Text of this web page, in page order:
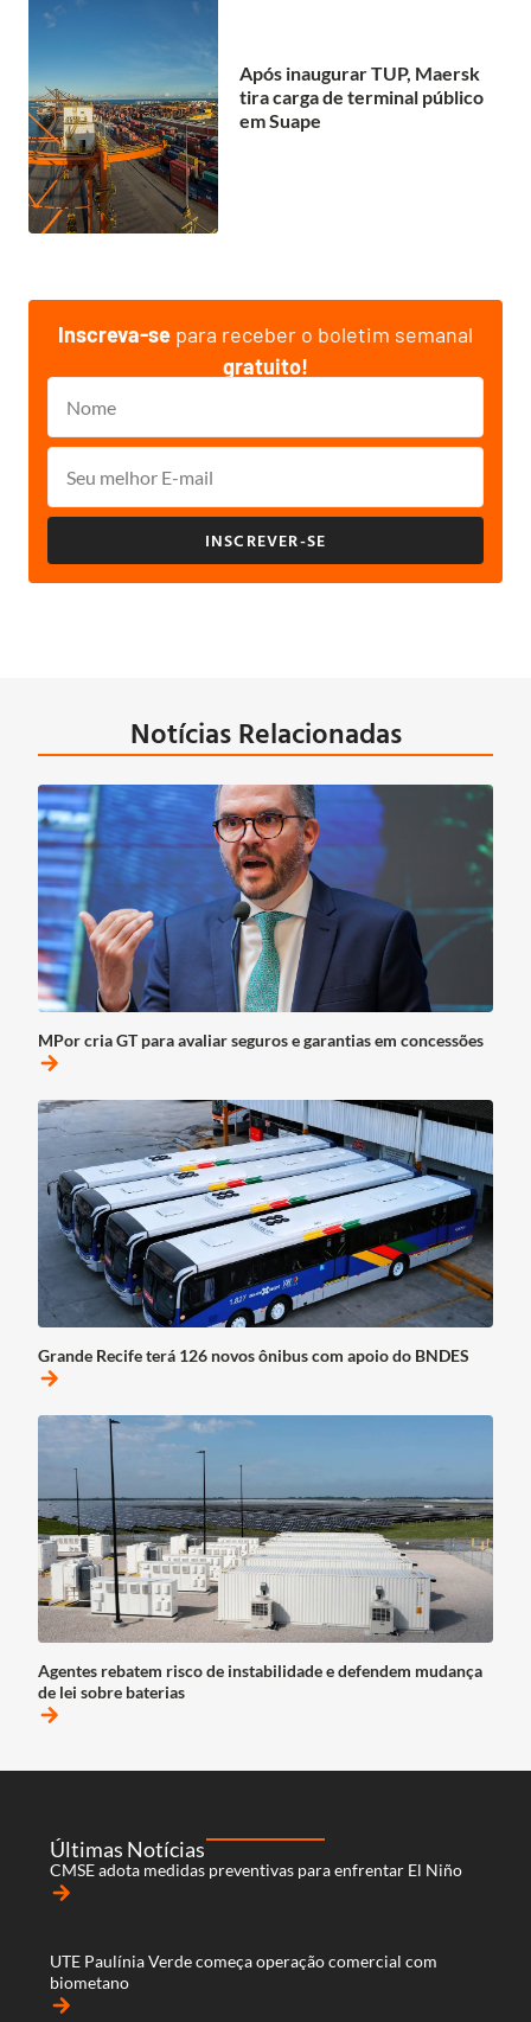
Após inaugurar TUP, Maersk
tira carga de terminal público
em Suape
Inscreva-se para receber o boletim semanal
gratuito!
INSCREVER-SE
Notícias Relacionadas
MPor cria GT para avaliar seguros e garantias em concessões
arrow_forward
Grande Recife terá 126 novos ônibus com apoio do BNDES
arrow_forward
Agentes rebatem risco de instabilidade e defendem mudança
de lei sobre baterias
arrow_forward
Últimas Notícias
CMSE adota medidas preventivas para enfrentar El Niño
arrow_forward
UTE Paulínia Verde começa operação comercial com
biometano
arrow_forward